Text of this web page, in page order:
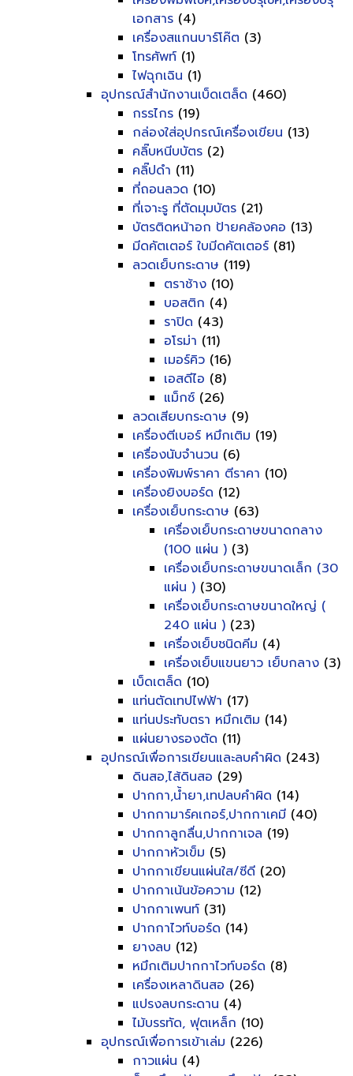
เอกสาร (4)
เครื่องสแกนบาร์โค๊ต (3)
โทรศัพท์ (1)
ไฟฉุกเฉิน (1)
อุปกรณ์สำนักงานเบ็ดเตล็ด (460)
กรรไกร (19)
กล่องใส่อุปกรณ์เครื่องเขียน (13)
คลิ๊บหนีบบัตร (2)
คลิ๊ปดำ (11)
ที่ถอนลวด (10)
ที่เจาะรู ที่ตัดมุมบัตร (21)
บัตรติดหน้าอก ป้ายคล้องคอ (13)
มีดคัตเตอร์ ใบมีดคัตเตอร์ (81)
ลวดเย็บกระดาษ (119)
ตราช้าง (10)
บอสติก (4)
ราปิด (43)
อโรม่า (11)
เมอร์คิว (16)
เอสดีไอ (8)
แม็กซ์ (26)
ลวดเสียบกระดาษ (9)
เครื่องตีเบอร์ หมึกเติม (19)
เครื่องนับจำนวน (6)
เครื่องพิมพ์ราคา ตีราคา (10)
เครื่องยิงบอร์ด (12)
เครื่องเย็บกระดาษ (63)
เครื่องเย็บกระดาษขนาดกลาง
(100 แผ่น ) (3)
เครื่องเย็บกระดาษขนาดเล็ก (30
แผ่น ) (30)
เครื่องเย็บกระดาษขนาดใหญ่ (
240 แผ่น ) (23)
เครื่องเย็บชนิดคีม (4)
เครื่องเย็บแขนยาว เย็บกลาง (3)
เบ็ดเตล็ด (10)
แท่นตัดเทปไฟฟ้า (17)
แท่นประทับตรา หมึกเติม (14)
แผ่นยางรองตัด (11)
อุปกรณ์เพื่อการเขียนและลบคำผิด (243)
ดินสอ,ไส้ดินสอ (29)
ปากกา,น้ำยา,เทปลบคำผิด (14)
ปากกามาร์คเกอร์,ปากกาเคมี (40)
ปากกาลูกลื่น,ปากกาเจล (19)
ปากกาหัวเข็ม (5)
ปากกาเขียนแผ่นใส/ซีดี (20)
ปากกาเน้นข้อความ (12)
ปากกาเพนท์ (31)
ปากกาไวท์บอร์ด (14)
ยางลบ (12)
หมึกเติมปากกาไวท์บอร์ด (8)
เครื่องเหลาดินสอ (26)
แปรงลบกระดาน (4)
ไม้บรรทัด, ฟุตเหล็ก (10)
อุปกรณ์เพื่อการเข้าเล่ม (226)
กาวแผ่น (4)